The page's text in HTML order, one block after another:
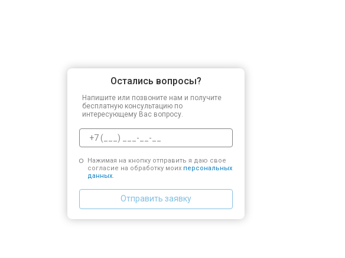
Остались вопросы?
Напишите или позвоните нам и получите
бесплатную консультацию по
интересующему Вас вопросу.
Нажимая на кнопку отправить я даю свое
согласие на обработку моих персональных
данных.
Отправить заявку